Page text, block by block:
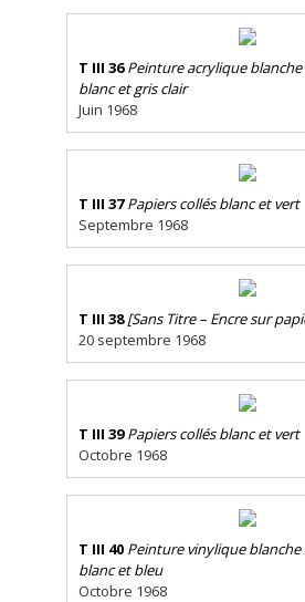
T III 36 Peinture acrylique
blanc et gris clair
Juin 1968
T III 37 Papiers collés blanc et vert
Septembre 1968
T III 38 [Sans Titre – Encre sur
20 septembre 1968
T III 39 Papiers collés blanc et vert
Octobre 1968
T III 40 Peinture vinylique blanche
blanc et bleu
Octobre 1968